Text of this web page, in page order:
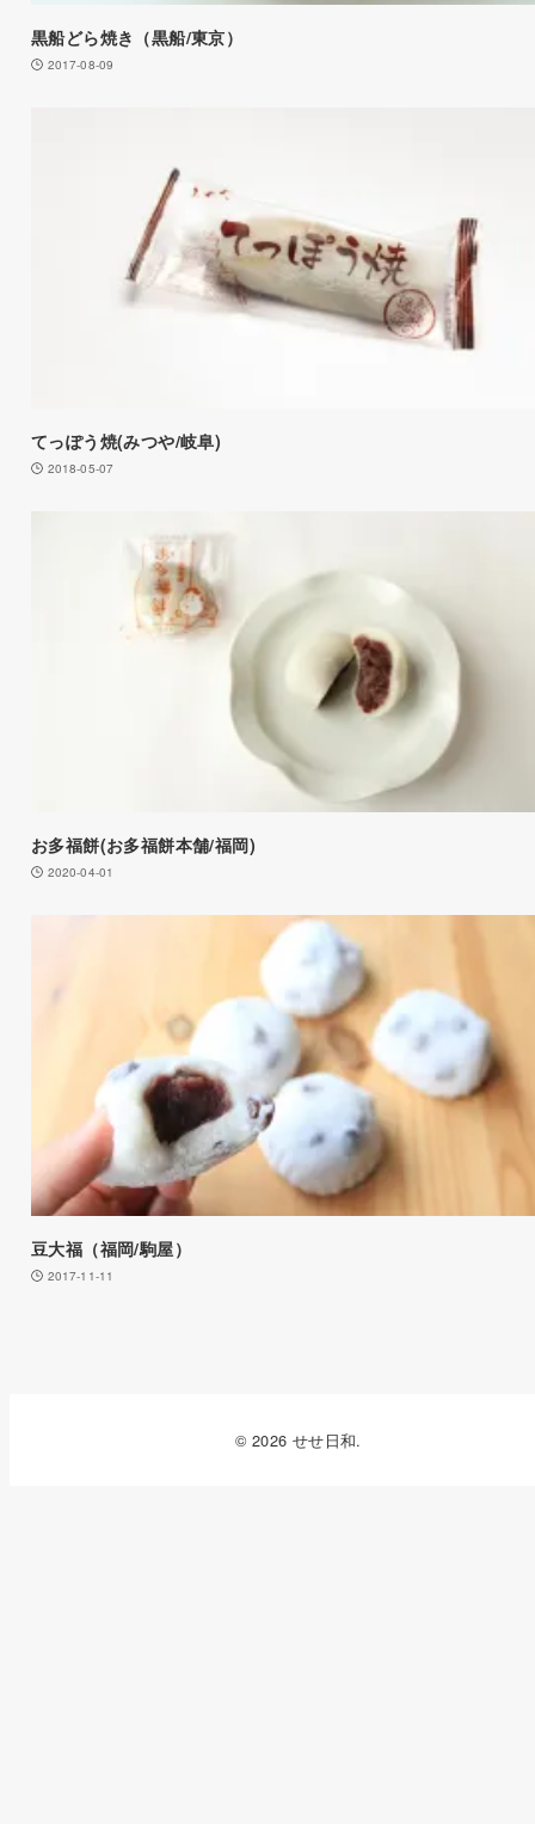
黒船どら焼き（黒船/東京）
2017-08-09
てっぽう焼(みつや/岐阜)
2018-05-07
お多福餅(お多福餅本舗/福岡)
2020-04-01
豆大福（福岡/駒屋）
2017-11-11
© 2026 せせ日和.